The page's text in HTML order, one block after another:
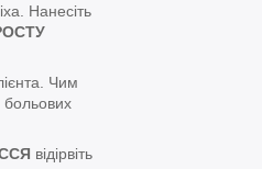
Нанесіть
Чим
відірвіть